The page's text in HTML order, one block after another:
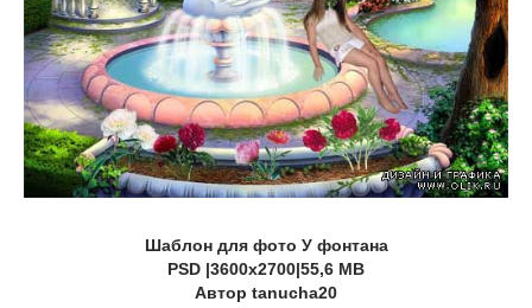
Шаблон для фото У фонтана
PSD |3600х2700|55,6 MB
Автор tanucha20